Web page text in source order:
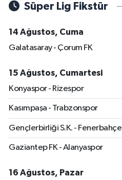
Süper Lig Fikstür
14 Ağustos, Cuma
Galatasaray - Çorum FK
15 Ağustos, Cumartesi
Konyaspor - Rizespor
Kasımpaşa - Trabzonspor
Gençlerbirliği S.K. - Fenerbahçe
Gaziantep FK - Alanyaspor
16 Ağustos, Pazar